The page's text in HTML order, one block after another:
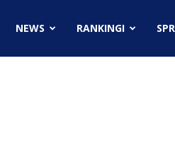
NEWS RANKINGI